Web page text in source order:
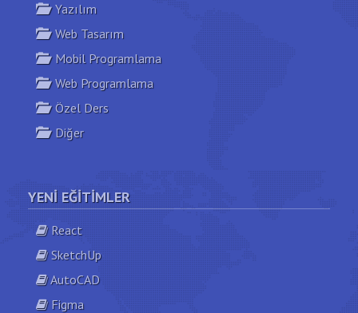
Yazılım
Web Tasarım
Mobil Programlama
Web Programlama
Özel Ders
Diğer
YENI EĞITIMLER
React
SketchUp
AutoCAD
Figma